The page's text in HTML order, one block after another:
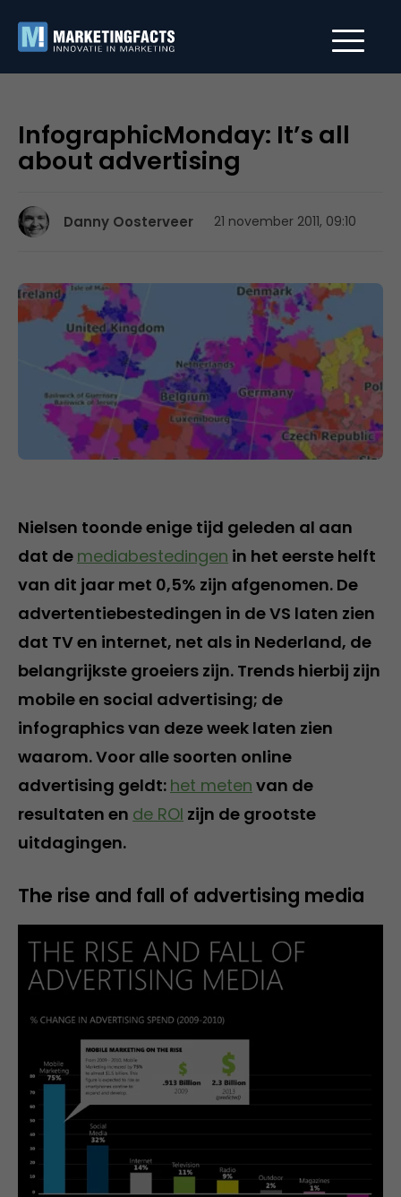
InfographicMonday: It’s all
about advertising
Danny Oosterveer 21 november 2011, 09:10
Nielsen toonde enige tijd geleden al aan
dat de mediabestedingen in het eerste helft
van dit jaar met 0,5% zijn afgenomen. De
advertentiebestedingen in de VS laten zien
dat TV en internet, net als in Nederland, de
belangrijkste groeiers zijn. Trends hierbij zijn
mobile en social advertising; de
infographics van deze week laten zien
waarom. Voor alle soorten online
advertising geldt: het meten van de
resultaten en de ROI zijn de grootste
uitdagingen.
The rise and fall of advertising media